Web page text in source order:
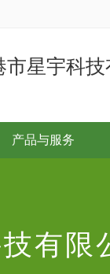
市星宇科
产品与服务
有限